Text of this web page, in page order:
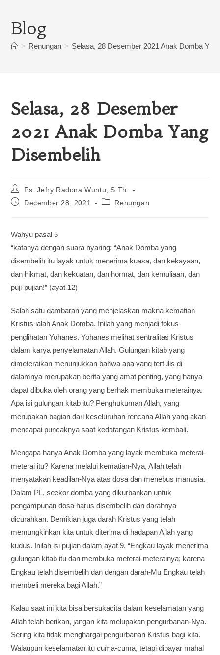
Blog
> Renungan > Selasa, 28 Desember 2021 Anak Domba
Selasa, 28 Desember
2021 Anak Domba Yang
Disembelih
Ps. Jefry Radona Wuntu, S.Th.
December 28, 2021
Renungan
Wahyu pasal 5
“katanya dengan suara nyaring: “Anak Domba yang
disembelih itu layak untuk menerima kuasa, dan kekayaan,
dan hikmat, dan kekuatan, dan hormat, dan kemuliaan, dan
puji-pujian!” (ayat 12)
Salah satu gambaran yang menjelaskan makna kematian
Kristus ialah Anak Domba. Inilah yang menjadi fokus
penglihatan Yohanes. Yohanes melihat sentralitas Kristus
dalam karya penyelamatan Allah. Gulungan kitab yang
dimeteraikan menunjukkan bahwa apa yang tertulis di
dalamnya merupakan berita yang amat penting, yang hanya
dapat dibuka oleh orang yang berhak membuka meterainya.
Apa isi gulungan kitab itu? Penghukuman Allah, yang
merupakan bagian dari keseluruhan rencana Allah yang akan
mencapai puncaknya saat kedatangan Kristus kembali.
Mengapa hanya Anak Domba yang layak membuka meterai-
meterai itu? Karena melalui kematian-Nya, Allah telah
menyatakan keadilan-Nya atas dosa dan menebus manusia.
Dalam PL, seekor domba yang dikurbankan untuk
pengampunan dosa harus disembelih dan darahnya
dicurahkan. Demikian juga darah Kristus yang telah
memungkinkan kita untuk diterima di hadapan Allah yang
kudus. Inilah isi pujian dalam ayat 9, “Engkau layak menerima
gulungan kitab itu dan membuka meterai-meterainya; karena
Engkau telah disembelih dan dengan darah-Mu Engkau telah
membeli mereka bagi Allah.”
Kalau saat ini kita bisa bersukacita dalam keselamatan yang
Allah telah berikan, jangan kita melupakan pengurbanan-Nya.
Sering kita tidak menghargai pengurbanan Kristus bagi kita.
Walaupun keselamatan itu cuma-cuma, tetapi dibayar mahal